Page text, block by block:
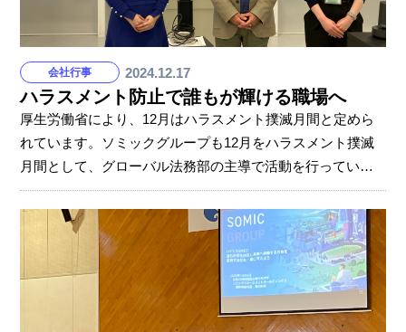
会社行事 2024.12.17
ハラスメント防止で誰もが輝ける職場へ
厚生労働省により、12月はハラスメント撲滅月間と定めら
れています。ソミックグループも12月をハラスメント撲滅
月間として、グローバル法務部の主導で活動を行っていま
す。活動の一つとして外部講師の弁護士法人 東京表参道法
律会計事務所 寺原真希子様をお招きし、「ハラスメントと
DE＆I」についてのセミナーを開催しました。 ハラスメン
ト…相手が不快と感じる行為や態度 近年ではさまざまなハ
ラスメントが顕在化し、社会問題となっています。また、
ハラスメントは単に個人間の問題ではなく、企業にとって